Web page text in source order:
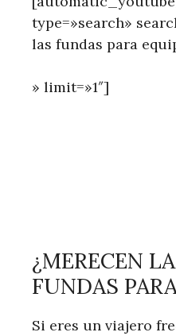
type=»search»
las fundas para
» limit=»1″]
¿MERECEN
FUNDAS
Si eres un viajero